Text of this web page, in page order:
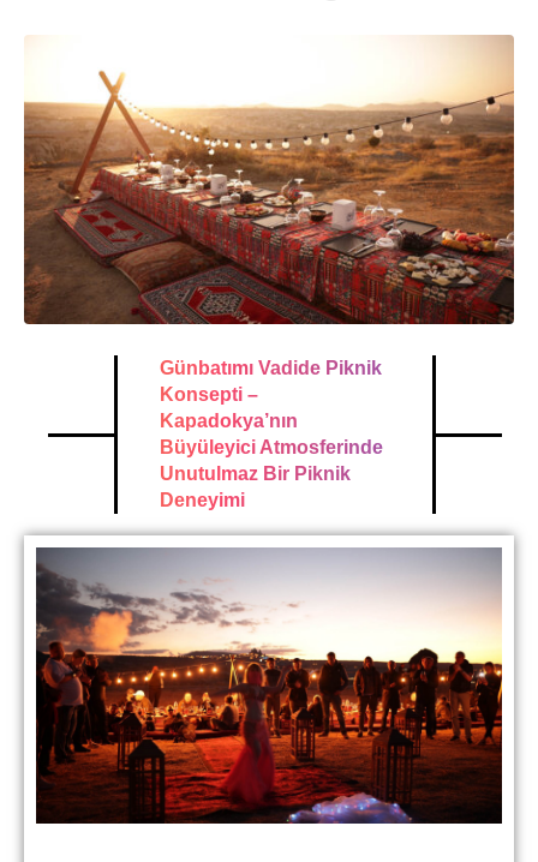
Günbatımı Vadide Piknik
Konsepti –
Kapadokya’nın
Büyüleyici Atmosferinde
Unutulmaz Bir Piknik
Deneyimi